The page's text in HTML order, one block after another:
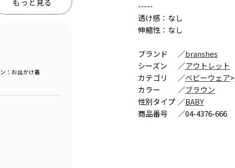
：お出かけ着
-----
透け感：なし
伸縮性：なし
ブランド ／branshes
シーズン
／アウトレット
カテゴリ
／ベビーウェア>
カラー
／ブラウン
性別タイプ ／BABY
商品番号
／04-4376-666